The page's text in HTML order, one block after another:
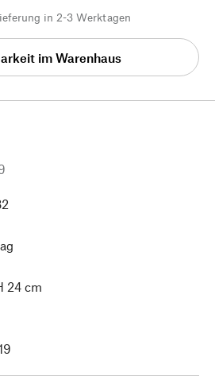
in 2-3 Werktagen
im Warenhaus
24 cm